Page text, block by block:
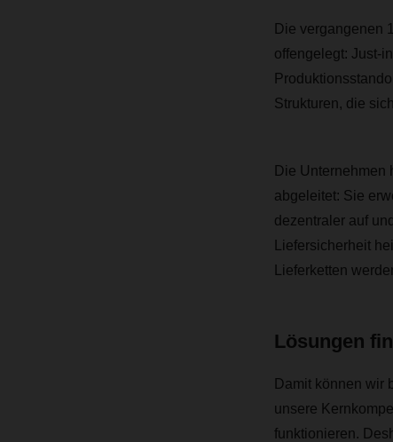
Die vergangenen
offengelegt: Just-
Strukturen, die
Die Unternehmen
abgeleitet: Sie
dezentraler auf
Liefersicherheit
Lieferketten
Lösungen
Damit können wir
unsere
funktionieren.